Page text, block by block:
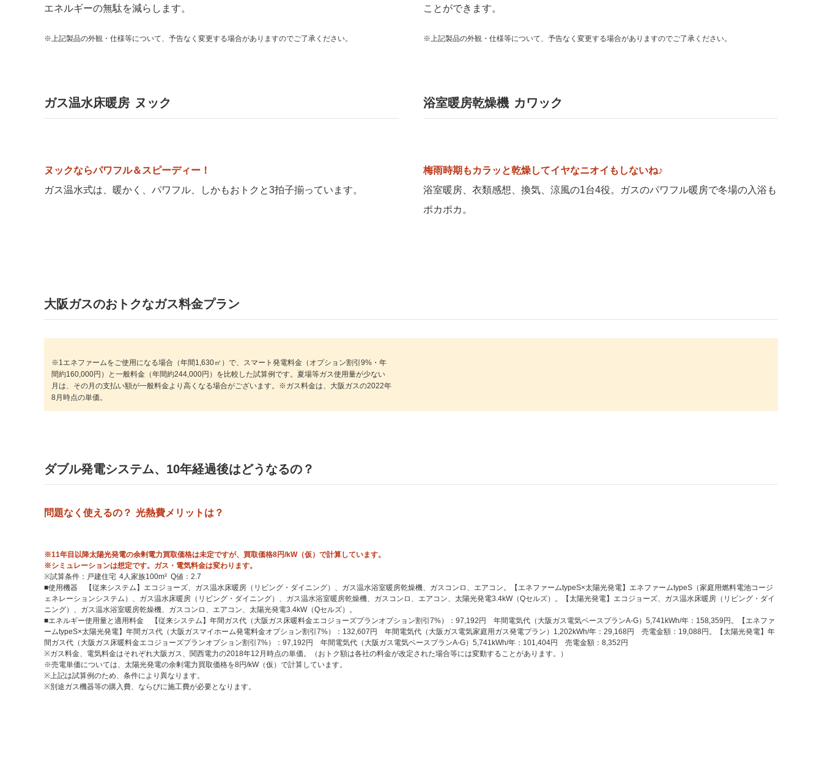
エネルギーの無駄を減らします。
※上記製品の外観・仕様等について、予告なく変更する場合がありますのでご了承ください。
ことができます。
※上記製品の外観・仕様等について、予告なく変更する場合がありますのでご了承ください。
ガス温水床暖房 ヌック
ヌックならパワフル＆スピーディー！
ガス温水式は、暖かく、パワフル、しかもおトクと3拍子揃っています。
浴室暖房乾燥機 カワック
梅雨時期もカラッと乾燥してイヤなニオイもしないね♪
浴室暖房、衣類感想、換気、涼風の1台4役。ガスのパワフル暖房で冬場の入浴も
ポカポカ。
大阪ガスのおトクなガス料金プラン
※1エネファームをご使用になる場合（年間1,630㎥）で、スマート発電料金（オプション割引9%・年
間約160,000円）と一般料金（年間約244,000円）を比較した試算例です。夏場等ガス使用量が少ない
月は、その月の支払い額が一般料金より高くなる場合がございます。※ガス料金は、大阪ガスの2022年
8月時点の単価。
ダブル発電システム、10年経過後はどうなるの？
問題なく使えるの？ 光熱費メリットは？
※11年目以降太陽光発電の余剰電力買取価格は未定ですが、買取価格8円/kW（仮）で計算しています。
※シミュレーションは想定です。ガス・電気料金は変わります。
※試算条件：戸建住宅 4人家族100m² Q値：2.7
■使用機器 【従来システム】エコジョーズ、ガス温水床暖房（リビング・ダイニング）、ガス温水浴室暖房乾燥機、ガスコンロ、エアコン。【エネファームtypeS×太陽光発電】エネファームtypeS（家庭用燃料電池コージ
ェネレーションシステム）、ガス温水床暖房（リビング・ダイニング）、ガス温水浴室暖房乾燥機、ガスコンロ、エアコン、太陽光発電3.4kW（Qセルズ）。【太陽光発電】エコジョーズ、ガス温水床暖房（リビング・ダイ
ニング）、ガス温水浴室暖房乾燥機、ガスコンロ、エアコン、太陽光発電3.4kW（Qセルズ）。
■エネルギー使用量と適用料金 【従来システム】年間ガス代（大阪ガス床暖料金エコジョーズプランオプション割引7%）：97,192円 年間電気代（大阪ガス電気ベースプランA-G）5,741kWh/年：158,359円。【エネファ
ームtypeS×太陽光発電】年間ガス代（大阪ガスマイホーム発電料金オプション割引7%）：132,607円 年間電気代（大阪ガス電気家庭用ガス発電プラン）1,202kWh/年：29,168円 売電金額：19,088円。【太陽光発電】年
間ガス代（大阪ガス床暖料金エコジョーズプランオプション割引7%）：97,192円 年間電気代（大阪ガス電気ベースプランA-G）5,741kWh/年：101,404円 売電金額：8,352円
※ガス料金、電気料金はそれぞれ大阪ガス、関西電力の2018年12月時点の単価。（おトク額は各社の料金が改定された場合等には変動することがあります。）
※売電単価については、太陽光発電の余剰電力買取価格を8円/kW（仮）で計算しています。
※上記は試算例のため、条件により異なります。
※別途ガス機器等の購入費、ならびに施工費が必要となります。